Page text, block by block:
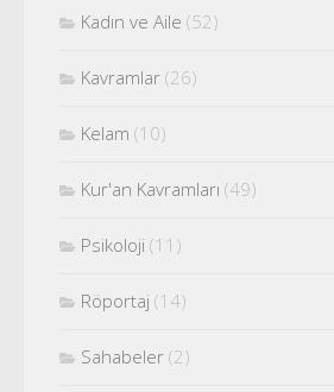
Kadın ve Aile (52)
Kavramlar (26)
Kelam (10)
Kur'an Kavramları (49)
Psikoloji (11)
Röportaj (14)
Sahabeler (2)